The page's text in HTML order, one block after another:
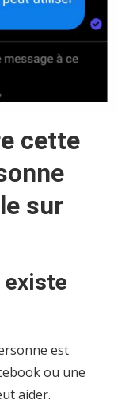
cette
sur
est
ou une
aider.